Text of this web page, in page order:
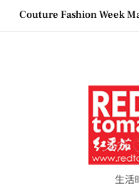
SkipCouture Fashion Week
妈妈提供分享剖腹产复原
2026 全国房地产大奖创
地产经纪行业蓬勃发展
Epson reinvents
generation EcoTank
Couture Fashion Week
“See Her Heal – 1,000
妈妈提供分享剖腹产复
生活